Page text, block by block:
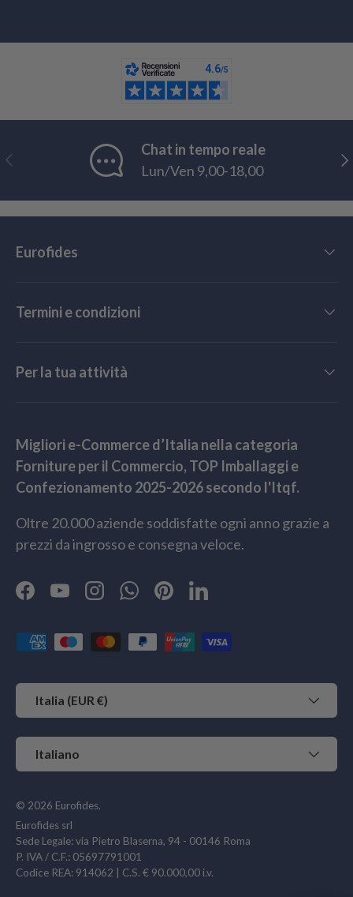
Indietro
Chat in tempo reale
Lun/Ven 9,00-18,00
Eurofides
Termini e condizioni
Per la tua attività
Migliori e-Commerce d’Italia nella categoria
Forniture per il Commercio, TOP Imballaggi e
Confezionamento 2025-2026 secondo l'Itqf.
Oltre 20.000 aziende soddisfatte ogni anno grazie a
prezzi da ingrosso e consegna veloce.
Facebook
YouTubeInstagramWhatsApp
PinterestLinkedIn
Metodi di pagamento accettati
Italia (EUR €)
Italiano
© 2026 Eurofides.
Eurofides srl
Sede Legale: via Pietro Blaserna, 94 - 00146 Roma
P. IVA / C.F.: 05697791001
Codice REA: 914062 | C.S. € 90.000,00 i.v.